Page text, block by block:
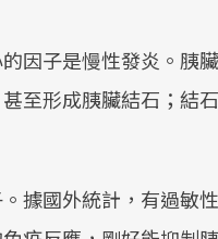
因子是慢性發炎。胰
至形成胰臟結石；結
據國外統計，有過敏